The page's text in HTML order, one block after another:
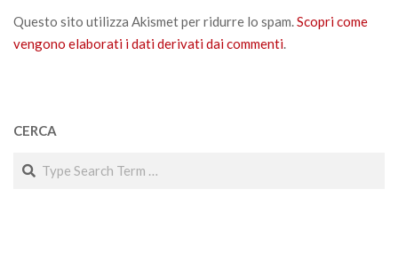
Questo sito utilizza Akismet per ridurre lo spam.Scopri come
vengono elaborati i dati derivati dai commenti.
CERCA
Search